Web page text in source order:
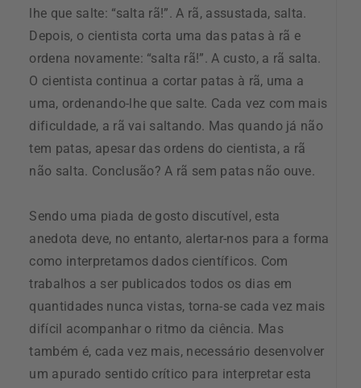
lhe que salte: “salta rã!”. A rã, assustada, salta.
Depois, o cientista corta uma das patas à rã e
ordena novamente: “salta rã!”. A custo, a rã salta.
O cientista continua a cortar patas à rã, uma a
uma, ordenando-lhe que salte. Cada vez com mais
dificuldade, a rã vai saltando. Mas quando já não
tem patas, apesar das ordens do cientista, a rã
não salta. Conclusão? A rã sem patas não ouve.
Sendo uma piada de gosto discutível, esta
anedota deve, no entanto, alertar-nos para a forma
como interpretamos dados científicos. Com
trabalhos a ser publicados todos os dias em
quantidades nunca vistas, torna-se cada vez mais
difícil acompanhar o ritmo da ciência. Mas
também é, cada vez mais, necessário desenvolver
um apurado sentido crítico para interpretar esta